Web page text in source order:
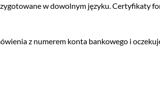
w dowolnym języku. Certyfikaty
z numerem konta bankowego i